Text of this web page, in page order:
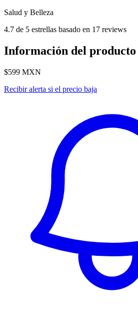
Salud y Belleza
4.7 de 5 estrellas basado en 17 reviews
Información del producto
$599 MXN
Recibir alerta si el precio baja